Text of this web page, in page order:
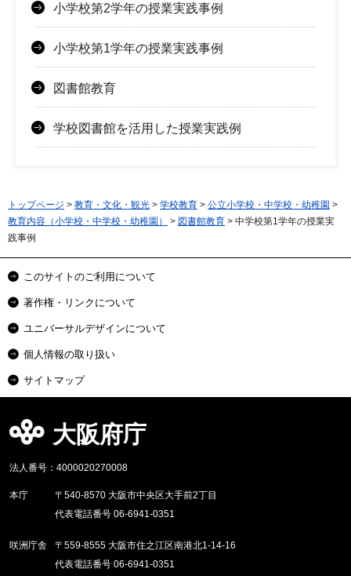
小学校第2学年の授業実践事例
小学校第1学年の授業実践事例
図書館教育
学校図書館を活用した授業実践例
トップページ > 教育・文化・観光 > 学校教育 > 公立小学校・中学校・幼稚園 >
教育内容（小学校・中学校・幼稚園）
> 図書館教育 > 中学校第1学年の授業実
践事例
このサイトのご利用について
著作権・リンクについて
ユニバーサルデザインについて
個人情報の取り扱い
サイトマップ
大阪府庁
法人番号：4000020270008
本庁
〒540-8570 大阪市中央区大手前2丁目
代表電話番号 06-6941-0351
咲洲庁舎
〒559-8555 大阪市住之江区南港北1-14-16
代表電話番号 06-6941-0351